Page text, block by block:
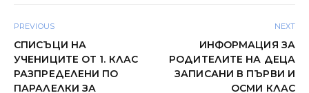
PREVIOUS
СПИСЪЦИ НА
УЧЕНИЦИТЕ ОТ 1. КЛАС
РАЗПРЕДЕЛЕНИ ПО
ПАРАЛЕЛКИ ЗА
NEXT
ИНФОРМАЦИЯ ЗА
РОДИТЕЛИТЕ НА ДЕЦА
ЗАПИСАНИ В ПЪРВИ И
ОСМИ КЛАС